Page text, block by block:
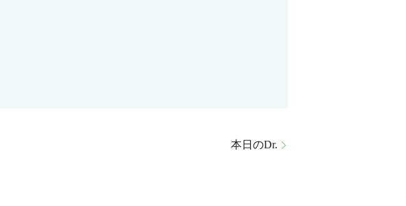
本日のDr.